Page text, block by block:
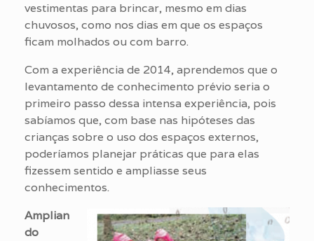
vestimentas para brincar, mesmo em dias
chuvosos, como nos dias em que os espaços
ficam molhados ou com barro.
Com a experiência de 2014, aprendemos que o
levantamento de conhecimento prévio seria o
primeiro passo dessa intensa experiência, pois
sabíamos que, com base nas hipóteses das
crianças sobre o uso dos espaços externos,
poderíamos planejar práticas que para elas
fizessem sentido e ampliasse seus
conhecimentos.
Amplian
do